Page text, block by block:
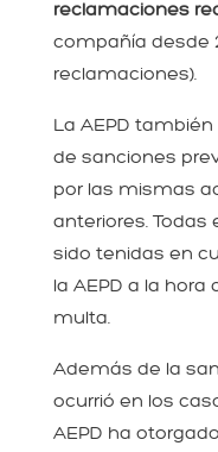
reclamaciones
compañía desde
reclamaciones).
La AEPD
de sanciones
por las mismas
anteriores.
sido tenidas en
la AEPD a la
multa.
Además de la
ocurrió en los
AEPD ha